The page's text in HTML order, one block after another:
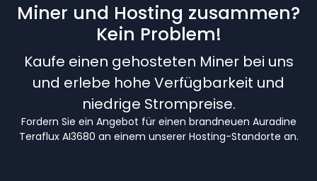
Miner und Hosting zusammen?
Kein Problem!
Kaufe einen gehosteten Miner bei uns
und erlebe hohe Verfügbarkeit und
niedrige Strompreise.
Fordern Sie ein Angebot für einen brandneuen Auradine
Teraflux AI3680 an einem unserer Hosting-Standorte an.